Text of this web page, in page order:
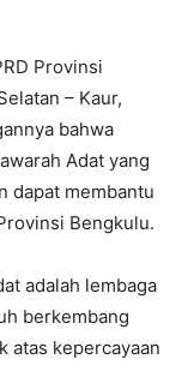
Provinsi
– Kaur,
bahwa
Adat yang
dapat membantu
Bengkulu.
adalah lembaga
berkembang
atas kepercayaan